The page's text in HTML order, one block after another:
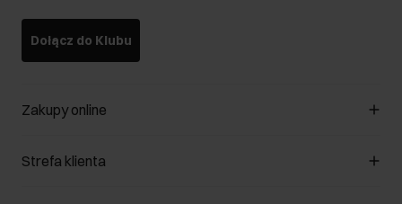
Dołącz do Klubu
Zakupy online
Zarządzaj cookies
Strefa klienta